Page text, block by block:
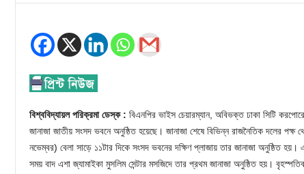
বিশ্ববিদ্যায়ল পরিক্রমা ডেস্ক : বিএনপির ভাইস চেয়ারম্যান, অবিভক্ত ঢাকা সিটি
জানাজা জাতীয় সংসদ ভবনে অনুষ্ঠিত হয়েছে। জানাজা শেষে বিভিন্ন রাজনৈতিক দলের
নভেম্বর) বেলা সাড়ে ১১টার দিকে সংসদ ভবনের দক্ষিণ প্লাজায় তার জানাজা অনুষ্ঠিত
সময় বাদ এশা জ্যামাইকা মুসলিম সেন্টার মসজিদে তার প্রথম জানাজা অনুষ্ঠিত হয়।